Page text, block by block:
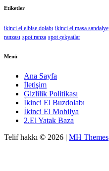
Etiketler
ikinci el elbise dolabı ikinci el masa sandalye
ranzası spot ranza spot çekyatlar
Menü
Ana Sayfa
İletişim
Gizlilik Politikası
İkinci El Buzdolabı
İkinci El Mobilya
2.El Yatak Baza
Telif hakkı © 2026 | MH Themes